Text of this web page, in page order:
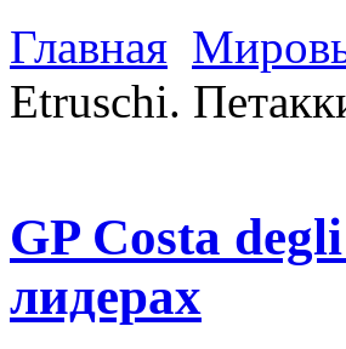
Главная
Etruschi.
GP Costa
лидерах